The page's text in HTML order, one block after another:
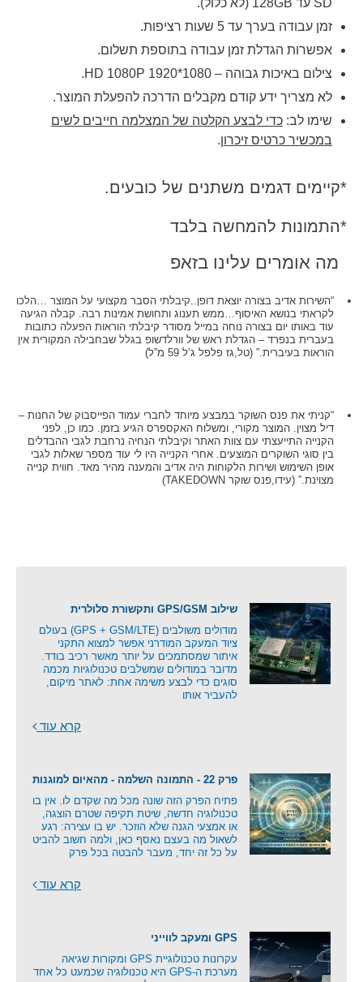
SD עד 128GB
(לא כלול).
זמן עבודה בערך עד 5 שעות רציפות.
אפשרות הגדלת זמן עבודה בתוספת תשלום.
צילום באיכות גבוהה – HD 1080P 1920*1080.
לא מצריך ידע קודם מקבלים הדרכה להפעלת המוצר.
שימו לב: כדי לבצע הקלטה של המצלמה חייבים לשים
במכשיר כרטיס זיכרון.
*קיימים דגמים משתנים של כובעים.
*התמונות להמחשה בלבד
מה אומרים עלינו בזאפ
“השירות אדיב בצורה יוצאת דופן..קיבלתי הסבר מקצועי על המוצר …הלכו
לקראתי בנושא האיסוף…ממש תענוג ותחושת אמינות רבה. קבלה הגיעה
עוד באותו יום בצורה נוחה במייל מסודר קיבלתי הוראות הפעלה כתובות
בעברית בנפרד – הגדלת ראש של וורלדשופ בגלל שבחבילה המקורית אין
הוראות בעיברית.” (טל,גז פלפל ג’ל 59 מ”ל)
“קניתי את פנס השוקר במבצע מיוחד לחברי עמוד הפייסבוק של החנות –
דיל מצוין. המוצר מקורי, ומשלוח האקספרס הגיע בזמן. כמו כן, לפני
הקנייה התייעצתי עם צוות האתר וקיבלתי הנחיה נרחבת לגבי ההבדלים
בין סוגי השוקרים המוצעים. אחרי הקנייה היו לי עוד מספר שאלות לגבי
אופן השימוש ושירות הלקוחות היה אדיב והמענה מהיר מאד. חווית קנייה
מצוינת.” (עידו,פנס שוקר TAKEDOWN)
שילוב GPS/GSM ותקשורת סלולרית
מודולים משולבים (GPS + GSM/LTE) בעולם
ציוד המעקב המודרני אפשר למצוא התקני
איתור שמסתמכים על יותר מאשר רכיב בודד.
מדובר במודולים שמשלבים טכנולוגיות מכמה
סוגים כדי לבצע משימה אחת: לאתר מיקום,
להעביר אותו
קרא עוד
פרק 22 - התמונה השלמה - מהאיום למוגנות
פתיח הפרק הזה שונה מכל מה שקדם לו. אין בו
טכנולוגיה חדשה, שיטת תקיפה שטרם הוצגה,
או אמצעי הגנה שלא הוזכר. יש בו עצירה: רגע
לשאול מה בעצם נאסף כאן, ולמה חשוב להביט
על כל זה יחד, מעבר להבטה בכל פרק
קרא עוד
GPS ומעקב לווייני
עקרונות טכנולוגיית GPS ומקורות שגיאה
מערכת ה-GPS היא טכנולוגיה שכמעט כל אחד